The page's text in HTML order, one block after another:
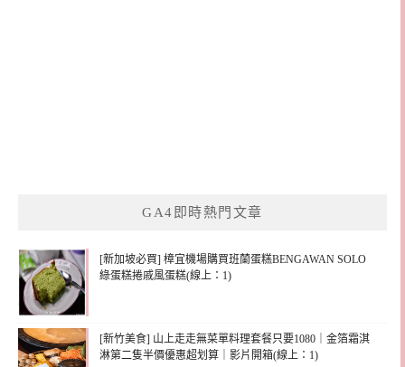
GA4即時熱門文章
[新加坡必買] 樟宜機場購買班蘭蛋糕BENGAWAN SOLO
綠蛋糕捲戚風蛋糕(線上：1)
[新竹美食] 山上走走無菜單料理套餐只要1080｜金箔霜淇
淋第二隻半價優惠超划算｜影片開箱(線上：1)